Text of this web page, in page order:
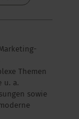
Themen
u. a.
sowie